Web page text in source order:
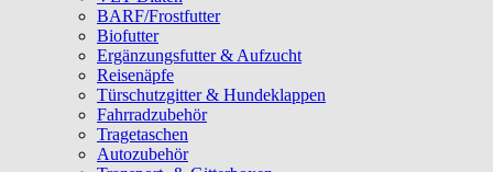
BARF/Frostfutter
Biofutter
Ergänzungsfutter & Aufzucht
Reisenäpfe
Türschutzgitter & Hundeklappen
Fahrradzubehör
Tragetaschen
Autozubehör